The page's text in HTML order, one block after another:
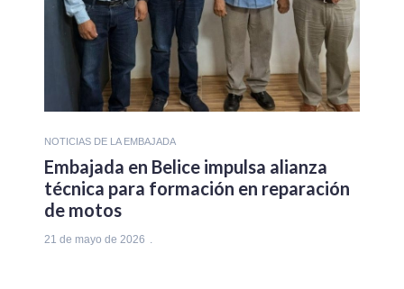
NOTICIAS DE LA EMBAJADA
Embajada en Belice impulsa alianza
técnica para formación en reparación
de motos
21 de mayo de 2026